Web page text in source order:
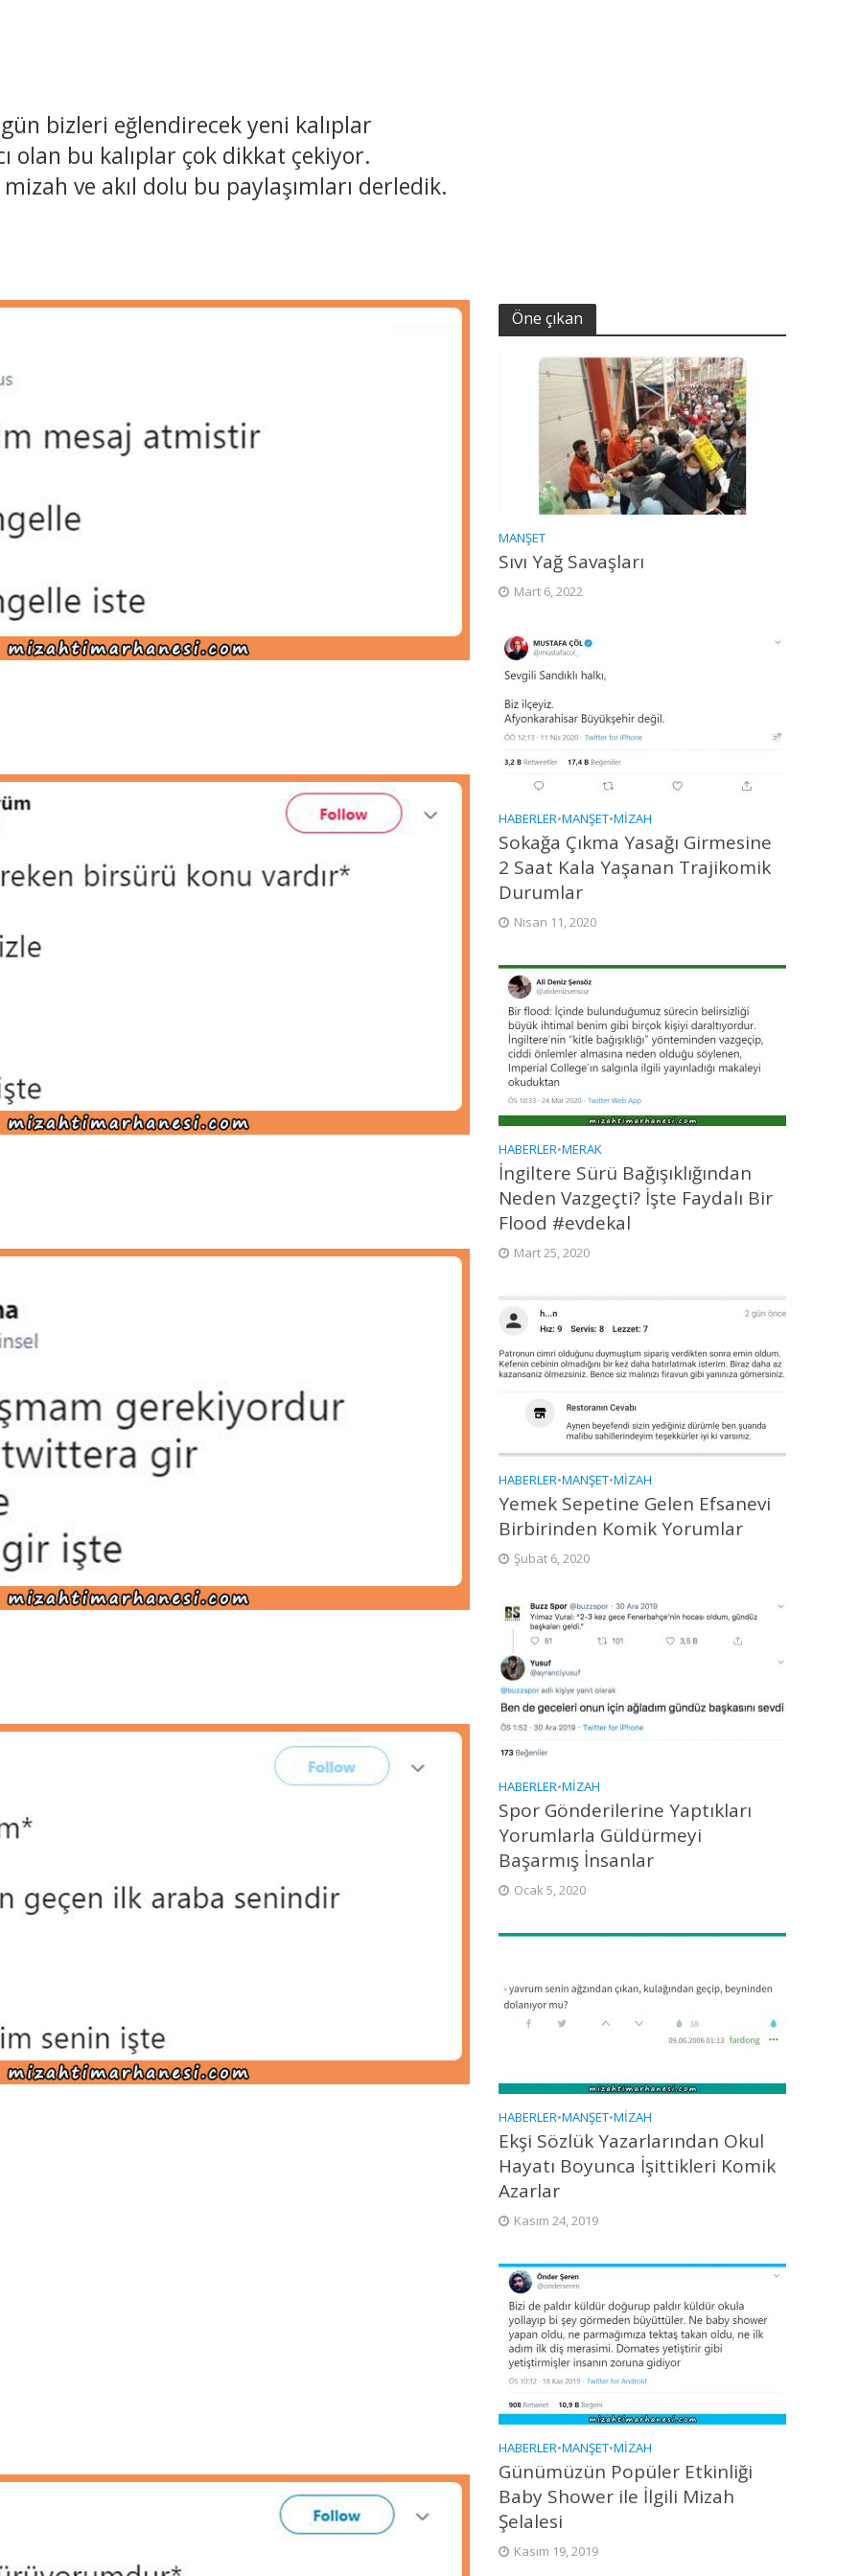
bizleri eğlendirecek yeni kalıplar
olan bu kalıplar çok dikkat çekiyor.
ve akıl dolu bu paylaşımları derledik.
Öne çıkan
MANŞET
Sıvı Yağ Savaşları
Mart 6, 2022
HABERLER•MANŞET•MIZAH
Sokağa Çıkma Yasağı Girmesine
2 Saat Kala Yaşanan Trajikomik
Durumlar
Nisan 11, 2020
HABERLER•MERAK
İngiltere Sürü Bağışıklığından
Neden Vazgeçti? İşte Faydalı Bir
Flood #evdekal
Mart 25, 2020
HABERLER•MANŞET•MIZAH
Yemek Sepetine Gelen Efsanevi
Birbirinden Komik Yorumlar
Şubat 6, 2020
HABERLER•MIZAH
Spor Gönderilerine Yaptıkları
Yorumlarla Güldürmeyi
Başarmış İnsanlar
Ocak 5, 2020
HABERLER•MANŞET•MIZAH
Ekşi Sözlük Yazarlarından Okul
Hayatı Boyunca İşittikleri Komik
Azarlar
Kasım 24, 2019
HABERLER•MANŞET•MIZAH
Günümüzün Popüler Etkinliği
Baby Shower ile İlgili Mizah
Şelalesi
Kasım 19, 2019